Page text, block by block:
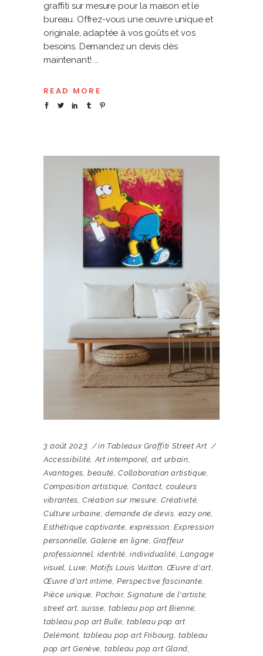
graffiti sur mesure pour la maison et le
bureau. Offrez-vous une œuvre unique et
originale, adaptée à vos goûts et vos
besoins. Demandez un devis dès
maintenant!
READ MORE
3 août 2023 in Tableaux Graffiti Street Art
Accessibilité,Art intemporel,art urbain,
Avantages,beauté,Collaboration artistique,
Composition artistique, Contact, couleurs
vibrantes,Création sur mesure, Créativité,
Culture urbaine,demande de devis, eazy one,
Esthétique captivante, expression, Expression
personnelle,Galerie en ligne,Graffeur
professionnel, identité,individualité,Langage
visuel,Luxe,Motifs Louis Vuitton,Œuvre d'art,
Œuvre d'art intime,Perspective fascinante,
Pièce unique,Pochoir, Signature de l'artiste,
street art, suisse,tableau pop art Bienne,
tableau pop art Bulle, tableau pop art
Delémont, tableau pop art Fribourg,tableau
pop art Genève,tableau pop art Gland,